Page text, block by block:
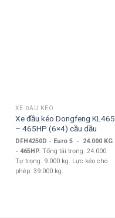
XE ĐẦU KÉO
Xe đầu kéo Dongfeng KL465
– 465HP (6×4) cầu dầu
DFH4250D - Euro 5 - 24.000 KG
- 465HP.Tổng tải trọng: 24.000.
Tự trọng: 9.000 kg. Lực kéo cho
phép: 39.000 kg.